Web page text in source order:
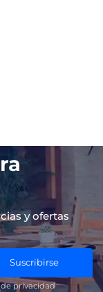
y ofertas
Suscribirse
privacidad